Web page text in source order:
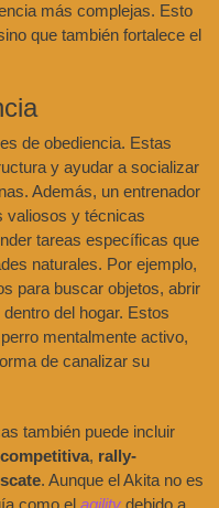
más complejas. Esto
que también fortalece el
de obediencia. Estas
y ayudar a socializar
Además, un entrenador
valiosos y técnicas
tareas específicas que
naturales. Por ejemplo,
para buscar objetos, abrir
del hogar. Estos
mentalmente activo,
de canalizar su
también puede incluir
, rally-
. Aunque el Akita no es